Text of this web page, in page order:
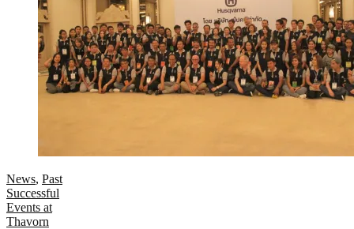
News, Past
Successful
Events at
Thavorn